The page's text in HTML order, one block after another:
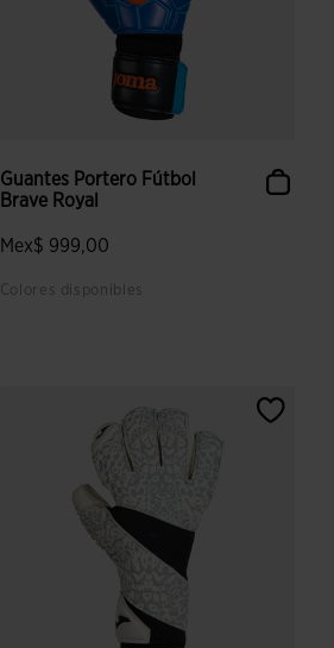
Guantes Portero Fútbol
Brave Royal
Mex$ 999,00
Colores disponibles